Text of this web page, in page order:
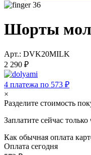
36
Шорты
Арт.: DVK20MILK
2 290 ₽
4 платежа по 573 ₽
×
Разделите стоимость
Заплатите сейчас
Как обычная оплата
Оплата сегодня